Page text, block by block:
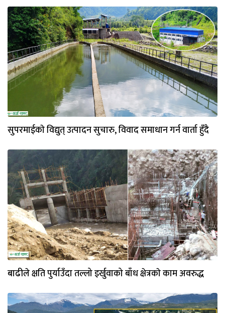
सुपरमाईकाे विद्युत् उत्पादन सुचारु, विवाद समाधान गर्न वार्ता हुँदै
बाढीले क्षति पुर्याउँदा तल्लो इर्खुवाको बाँध क्षेत्रकाे काम अवरुद्ध